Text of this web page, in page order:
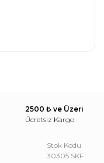
2500 ₺ ve Üzeri
Ücretsiz Kargo
Stok Kodu
30305 SKF